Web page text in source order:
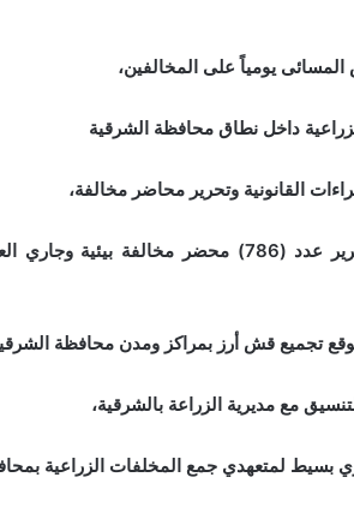
يومياً على المخالفين،
داخل نطاق محافظة الشرقية
القانونية وتحرير محاضر مخالفة،
وعرضها على الجهات المختصة ،وأسفر التفتيش على تحرير عدد (786)
بسيط لمتعهدي جمع المخلفات الزراعية